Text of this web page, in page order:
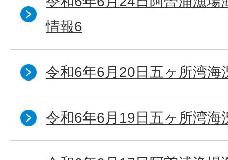
情報6
令和6年6月20日五ヶ所湾海
令和6年6月19日五ヶ所湾海